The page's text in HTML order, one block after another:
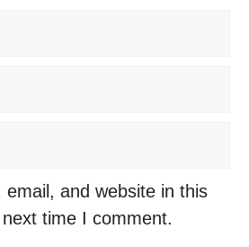
email, and website in this
time I comment.